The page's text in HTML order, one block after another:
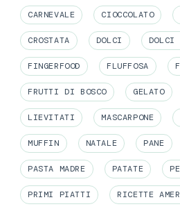
CARNEVALE CIOCCOLATO
CROSTATA DOLCI DOLCI
FINGERFOOD FLUFFOSA
FRUTTI DI BOSCO GELATO
LIEVITATI MASCARPONE
MUFFIN NATALE PANE
PASTA MADRE PATATE
PRIMI PIATTI RICETTE